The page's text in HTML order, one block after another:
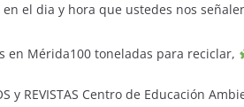
el dia y hora que ustedes nos
en Mérida100 toneladas para reciclar,
y REVISTAS Centro de Educación